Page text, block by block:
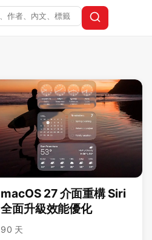
macOS 27 介面重構 Siri
全面升級效能優化
90 天